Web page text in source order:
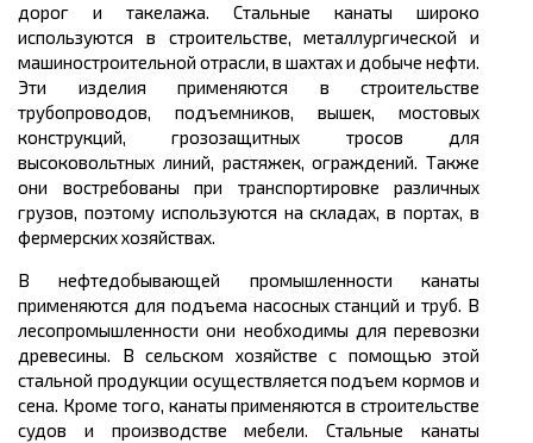
дорог и такелажа. Стальные канаты широко
используются в строительстве, металлургической и
машиностроительной отрасли, в шахтах и добыче нефти.
Эти изделия применяются в строительстве
трубопроводов, подъемников, вышек, мостовых
конструкций, грозозащитных тросов для
высоковольтных линий, растяжек, ограждений. Также
они востребованы при транспортировке различных
грузов, поэтому используются на складах, в портах, в
фермерских хозяйствах.
В нефтедобывающей промышленности канаты
применяются для подъема насосных станций и труб. В
лесопромышленности они необходимы для перевозки
древесины. В сельском хозяйстве с помощью этой
стальной продукции осуществляется подъем кормов и
сена. Кроме того, канаты применяются в строительстве
судов и производстве мебели. Стальные канаты